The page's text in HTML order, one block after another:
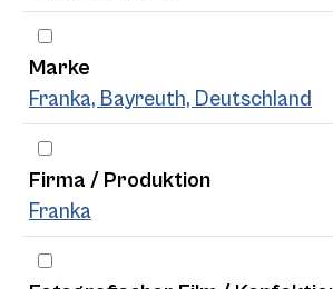
Marke
Franka, Bayreuth, Deutschland
Firma / Produktion
Franka